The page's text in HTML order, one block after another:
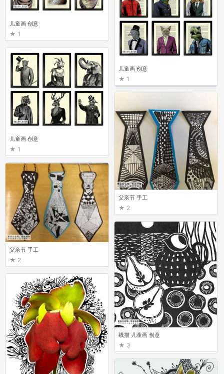
儿童画 创意
1
儿童画 创意
1
儿童画 创意
1
线描 儿童画 创意
3
父亲节 手工
2
父亲节 手工
2